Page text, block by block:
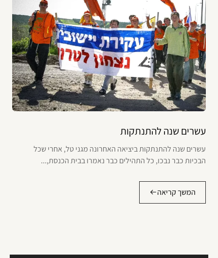
עשרים שנה להתנתקות
עשרים שנה להתנתקות ביציאה האחרונה מגני טל, אחרי שכל
הבכיות כבר נבכו, כל התהילים כבר נאמרו בבית הכנסת,...
המשך קריאה